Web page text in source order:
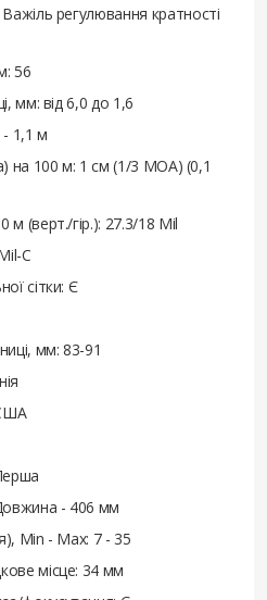
регулювання кратності
56
мм: від 6,0 до 1,6
1,1 м
на 100 м: 1 см (1/3 MOA) (0,1
м (верт./гір.): 27.3/18 Mil
C
сітки: Є
мм: 83-91
- 406 мм
Min - Max: 7 - 35
місце: 34 мм